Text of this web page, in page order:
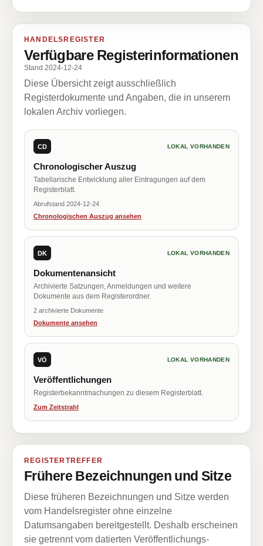
HANDELSREGISTER
Verfügbare Registerinformationen
Stand 2024-12-24
Diese Übersicht zeigt ausschließlich
Registerdokumente und Angaben, die in unserem
lokalen Archiv vorliegen.
CD LOKAL VORHANDEN
Chronologischer Auszug
Tabellarische Entwicklung aller Eintragungen auf dem
Registerblatt.
Abrufstand 2024-12-24
Chronologischen Auszug ansehen
DK LOKAL VORHANDEN
Dokumentenansicht
Archivierte Satzungen, Anmeldungen und weitere
Dokumente aus dem Registerordner.
2 archivierte Dokumente
Dokumente ansehen
VÖ LOKAL VORHANDEN
Veröffentlichungen
Registerbekanntmachungen zu diesem Registerblatt.
Zum Zeitstrahl
REGISTERTREFFER
Frühere Bezeichnungen und Sitze
Diese früheren Bezeichnungen und Sitze werden
vom Handelsregister ohne einzelne
Datumsangaben bereitgestellt. Deshalb erscheinen
sie getrennt vom datierten Veröffentlichungs-